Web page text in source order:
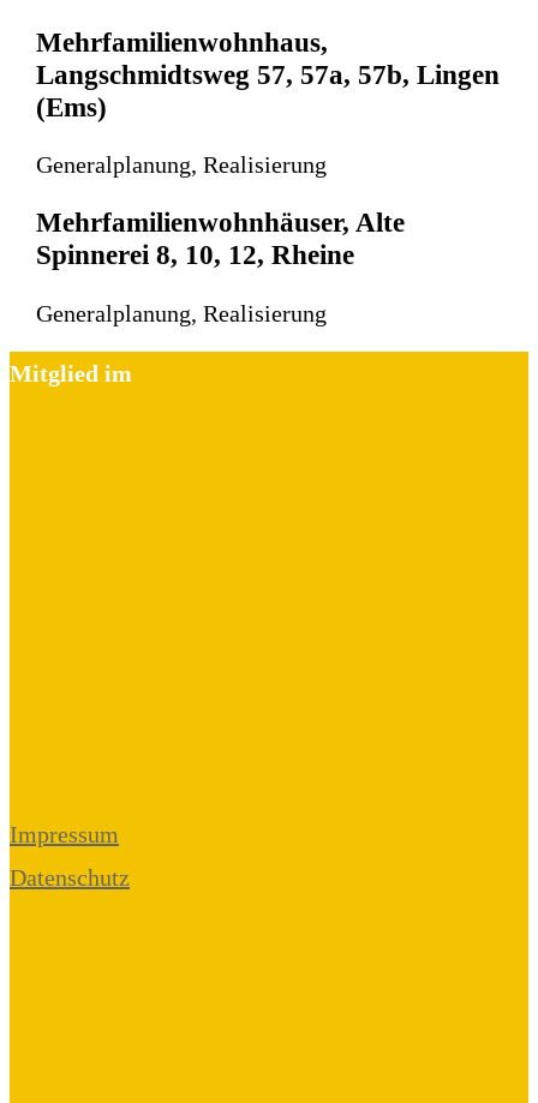
Mehrfamilienwohnhaus,
Langschmidtsweg 57, 57a, 57b, Lingen
(Ems)
Generalplanung, Realisierung
Mehrfamilienwohnhäuser, Alte
Spinnerei 8, 10, 12, Rheine
Generalplanung, Realisierung
Mitglied im
Impressum
Datenschutz